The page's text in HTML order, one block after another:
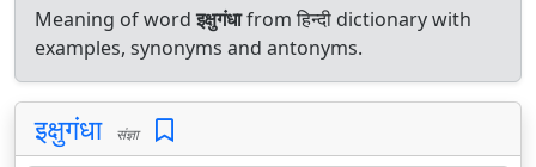
Meaning of wordइक्षुगंधाfrom हिन्दी dictionary with
examples, synonyms and antonyms.
इक्षुगंधा संज्ञा